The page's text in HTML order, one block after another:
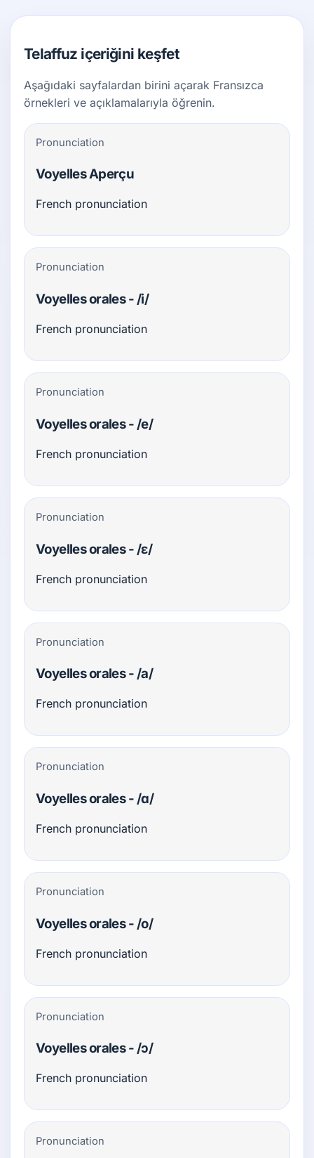
Telaffuz içeriğini keşfet
Aşağıdaki sayfalardan birini açarak Fransızca
örnekleri ve açıklamalarıyla öğrenin.
Pronunciation
Voyelles Aperçu
French pronunciation
Pronunciation
Voyelles orales - /i/
French pronunciation
Pronunciation
Voyelles orales - /e/
French pronunciation
Pronunciation
Voyelles orales - /ɛ/
French pronunciation
Pronunciation
Voyelles orales - /a/
French pronunciation
Pronunciation
Voyelles orales - /ɑ/
French pronunciation
Pronunciation
Voyelles orales - /o/
French pronunciation
Pronunciation
Voyelles orales - /ɔ/
French pronunciation
Pronunciation